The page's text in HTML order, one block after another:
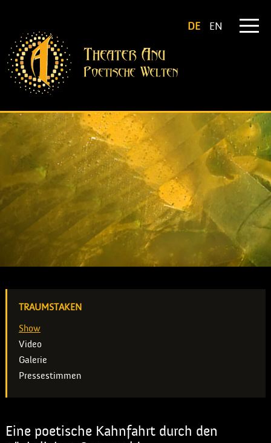
DE EN
TRAUMSTAKEN
Show
Video
Galerie
Pressestimmen
Eine poetische Kahnfahrt durch den